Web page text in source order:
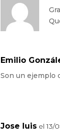
Emilio
Son un ejemplo
Jose luis el 13/